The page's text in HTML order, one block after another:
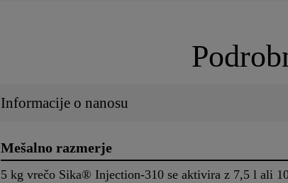
Informacije o nanosu
Mešalno razmerje
5 kg vrečo Sika® Injection-310 se aktivira z 7,5 l ali